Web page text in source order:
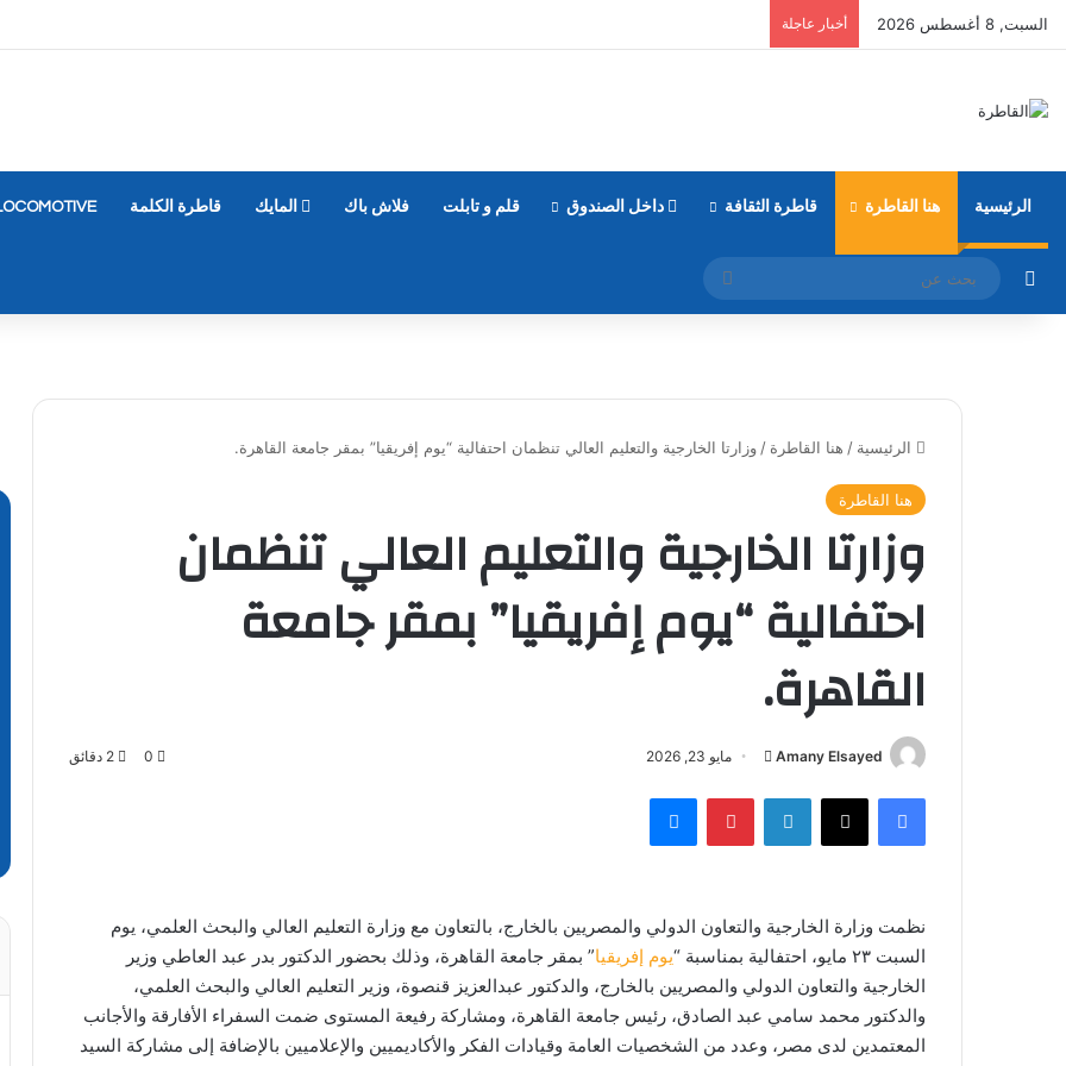
السبت, 8 أغسطس 2026 أخبار عاجلة
الرئيسية هنا القاطرة قاطرة الثقافة داخل الصندوق قلم و تابلت فلاش باك المايك قاطرة الكلمة
مقال عشوائي
بحث
عن
الرئيسية / هنا القاطرة / وزارتا الخارجية والتعليم العالي تنظمان احتفالية “يوم إفريقيا” بمقر جامعة القاهرة.
هنا القاطرة
وزارتا الخارجية والتعليم العالي تنظمان
احتفالية “يوم إفريقيا” بمقر جامعة
القاهرة.
Amany Elsayed
أرسل
إلكترونيا
مايو 23, 2026 0
فيسبوك ‫X لينكدإن بينتيريستماسنجر
نظمت وزارة الخارجية والتعاون الدولي والمصريين بالخارج، بالتعاون مع وزارة التعليم العالي والبحث العلمي، يوم
السبت ٢٣ مايو، احتفالية بمناسبة “
يوم إفريقيا” بمقر جامعة القاهرة، وذلك بحضور الدكتور بدر عبد العاطي وزير
الخارجية والتعاون الدولي والمصريين بالخارج، والدكتور عبدالعزيز قنصوة، وزير التعليم العالي والبحث العلمي،
والدكتور محمد سامي عبد الصادق، رئيس جامعة القاهرة، ومشاركة رفيعة المستوى ضمت السفراء الأفارقة والأجانب
المعتمدين لدى مصر، وعدد من الشخصيات العامة وقيادات الفكر والأكاديميين والإعلاميين بالإضافة إلى مشاركة السيد